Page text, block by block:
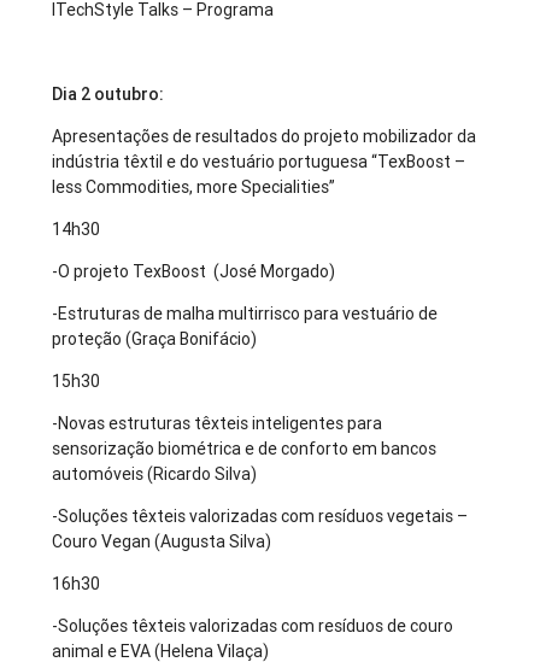
ITechStyle Talks – Programa
Dia 2 outubro:
Apresentações de resultados do projeto mobilizador da
indústria têxtil e do vestuário portuguesa “TexBoost –
less Commodities, more Specialities”
14h30
-O projeto TexBoost (José Morgado)
-Estruturas de malha multirrisco para vestuário de
proteção (Graça Bonifácio)
15h30
-Novas estruturas têxteis inteligentes para
sensorização biométrica e de conforto em bancos
automóveis (Ricardo Silva)
-Soluções têxteis valorizadas com resíduos vegetais –
Couro Vegan (Augusta Silva)
16h30
-Soluções têxteis valorizadas com resíduos de couro
animal e EVA (Helena Vilaça)